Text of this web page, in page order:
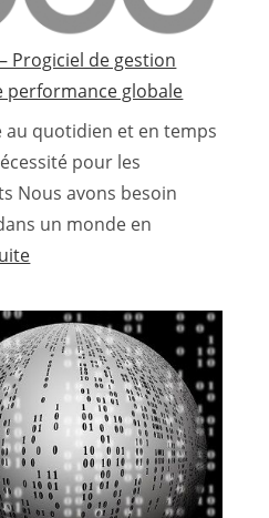
et
Agir
–
L’Approche
(ANC)
Management
Progiciel de gestion
performance globale
quotidien et en temps
pour les
Nous avons besoin
un monde en
:
RSE
Opensource
–
Progiciel
de
gestion
d’entreprise
pour